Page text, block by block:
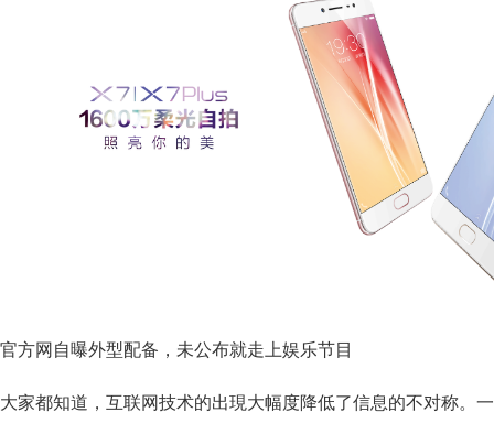
官方网自曝外型配备，未公布就走上娱乐节目
大家都知道，互联网技术的出現大幅度降低了信息的不对称。一